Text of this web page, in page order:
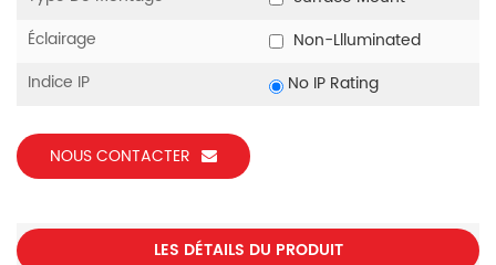
Éclairage
Non-Llluminated
Indice IP
No IP Rating
NOUS CONTACTER
LES DÉTAILS DU PRODUIT